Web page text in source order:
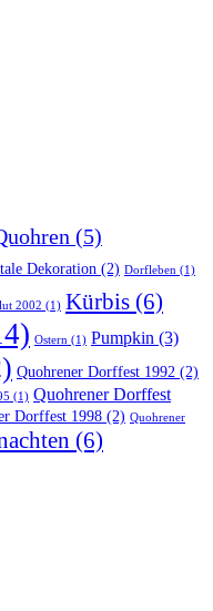
(5)
Dekoration (2) Dorfleben (1)
2002 (1) Kürbis (6)
Ostern (1) Pumpkin (3)
Quohrener Dorffest 1992 (2)
(1) Quohrener Dorffest
Dorffest 1998 (2) Quohrener
(6)